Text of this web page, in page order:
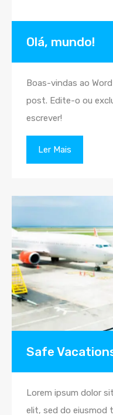
Olá, mundo!
Boas-vindas ao
post. Edite-o ou
escrever!
Ler Mais
Safe
Lorem ipsum dolor
elit, sed do eiusmod